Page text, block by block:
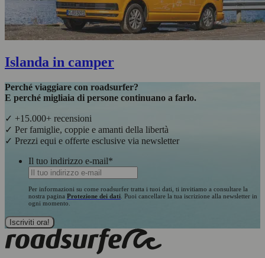
Islanda in camper
Perché viaggiare con roadsurfer?
E perché migliaia di persone continuano a farlo.
✓ +15.000+ recensioni
✓ Per famiglie, coppie e amanti della libertà
✓ Prezzi equi e offerte esclusive via newsletter
Il tuo indirizzo e-mail*
Per informazioni su come roadsurfer tratta i tuoi dati, ti invitiamo a consultare la
nostra pagina Protezione dei dati . Puoi cancellare la tua iscrizione alla newsletter in
ogni momento.